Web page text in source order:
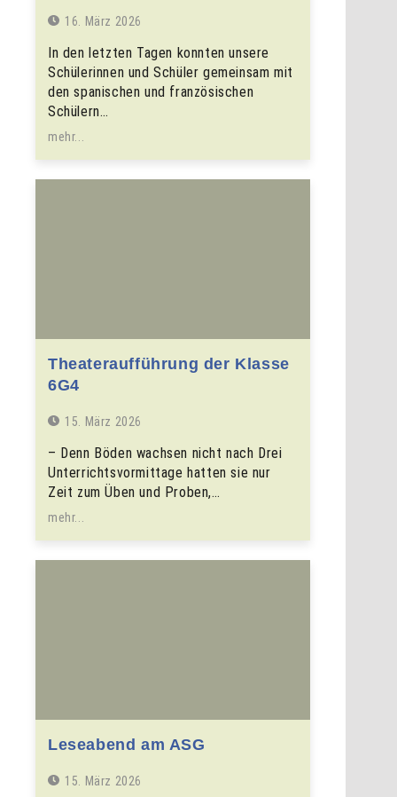
16. März 2026
In den letzten Tagen konnten unsere
Schülerinnen und Schüler gemeinsam mit
den spanischen und französischen
Schülern…
mehr...
Theateraufführung der Klasse
6G4
15. März 2026
– Denn Böden wachsen nicht nach Drei
Unterrichtsvormittage hatten sie nur
Zeit zum Üben und Proben,…
mehr...
Leseabend am ASG
15. März 2026